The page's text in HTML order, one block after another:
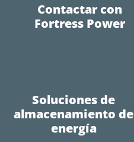
Contactar con
Fortress Power
Soluciones de
almacenamiento de
energía